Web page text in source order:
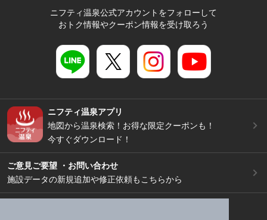
ニフティ温泉公式アカウントをフォローして
おトク情報やクーポン情報を受け取ろう
ニフティ温泉アプリ
地図から温泉検索！お得な限定クーポンも！
今すぐダウンロード！
ご意見ご要望 ・お問い合わせ
施設データの新規追加や修正依頼もこちらから